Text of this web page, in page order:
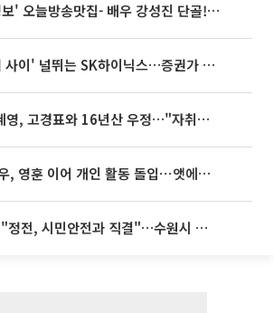
'2TV 생생정보' 오늘방송맛집- 배우 강성진 단골! 쌀국수ㆍ푸팟퐁 커리 맛집 '블○○○'
'불안과 기대 사이' 널뛰는 SK하이닉스…증권가 "HBM4·LTA 기반 펀터멘털 견고"
'나혼산' 류혜영, 고경표와 16년산 우정…"자취방서 부모님과 마주쳐"
더보이즈 선우, 영훈 이어 개인 활동 돌입⋯앳에어리어와 전속계약
이재준 시장 "정전, 시민안전과 직결"…수원시 비상대응체계 가동